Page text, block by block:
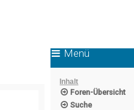
Menü
Inhalt
Foren-Übersicht
Suche